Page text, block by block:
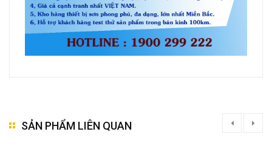
SẢN PHẨM LIÊN QUAN